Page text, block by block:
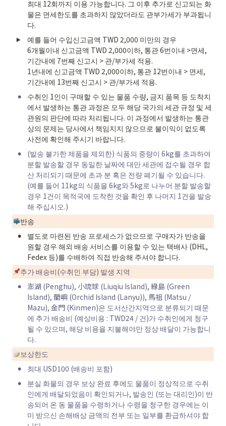
최대 12회까지 이용 가능합니다. 그 이후 추가로 신고되는 화
물은 면세한도를 초과하지 않았더라도 관부가세가 부과됩니
다.
예를 들어 수입신고금액 TWD 2,000 미만의 경우
6개월이내 신고금액 TWD 2,000이하, 통관 6번이내 >면세,
기간내에 7번째 신고시 > 관/부가세 적용.
1년내에 신고금액 TWD 2,000이하, 통관 12번이내 > 면세,
기간내에 13번째 신고시 > 관/부가세 적용.
•
수취인 1인이 구매할 수 있는 물품 수량, 금지 품목 등 도착지
에서 발생하는 통관 과정은 모두 해당 국가의 세관 규정 및 세
관원의 판단에 따라 처리됩니다. 이 과정에서 발생하는 통관
상의 문제는 당사에서 책임지지 않으므로 불이익이 없도록
사전에 확인해 주시기 바랍니다.
•
(발송 불가한 제품을 제외한) 식품의 중량이 6kg를 초과하여
분할 발송할 경우 동일한 날짜에 대만 세관에 접수될 경우 합
산 처리되기 때문에 초과 분 혹은 전량 폐기될 수 있습니다.
(예를 들어 11kg의 식품을 6kg와 5kg로 나누어 분할 발송할
경우 1건이 목적국에 도착한 것을 확인 후 나머지 1건을 발송
해 주십시오.)
반송
•
별도로 마련된 반송 프로세스가 없으므로 구매자가 반송을
원할 경우 해외 배송 서비스를 이용할 수 있는 택배사 (DHL,
Fedex 등)를 수배하여 직접 반송해 주셔야 합니다.
추가 배송비(수취인 부담) 발생 지역
•
澎湖 (Penghu), 小琉球 (Liuqiu Island), 綠島 (Green
Island), 蘭嶼 (Orchid Island (Lanyu)), 馬祖 (Matsu /
Mazu), 金門 (Kinmen)은 도서산간지역으로 분류되기 때문
에 추가 배송비 (예상비용 : TWD24 / 건)가 수취인에게 청구
될 수 있으며, 해당 비용을 지불해야만 정상 배달이 가능합니
다.
보상한도
• 최대 USD100 (배송비 포함)
•
분실 화물의 경우 보상 완료 후에도 물품이 정상적으로 수취
인에게 배달되었음이 확인되거나, 발송인 (또는 대리인)이 반
송되어 온 동 물품을 수령하거나 수령을 청구한 경우에는 이
미 받으신 손해배상 금액의 전부 또는 일부를 환급하셔야 합